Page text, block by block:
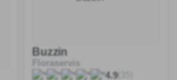
Buzzin
Floraservis
4.9(35)